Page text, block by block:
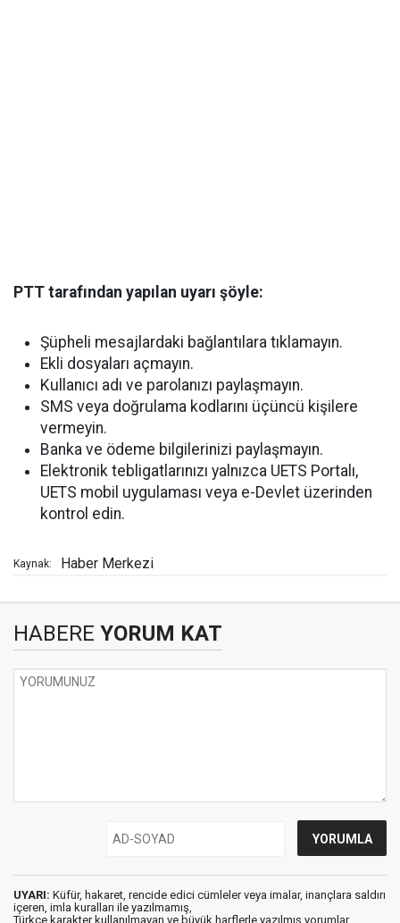
PTT tarafından yapılan uyarı şöyle:
Şüpheli mesajlardaki bağlantılara tıklamayın.
Ekli dosyaları açmayın.
Kullanıcı adı ve parolanızı paylaşmayın.
SMS veya doğrulama kodlarını üçüncü kişilere
vermeyin.
Banka ve ödeme bilgilerinizi paylaşmayın.
Elektronik tebligatlarınızı yalnızca UETS Portalı,
UETS mobil uygulaması veya e-Devlet üzerinden
kontrol edin.
Kaynak: Haber Merkezi
HABERE YORUM KAT
UYARI: Küfür, hakaret, rencide edici cümleler veya imalar, inançlara saldırı
içeren, imla kuralları ile yazılmamış,
Türkçe karakter kullanılmayan ve büyük harflerle yazılmış yorumlar